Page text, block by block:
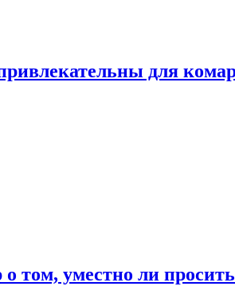
для
том, уместно ли